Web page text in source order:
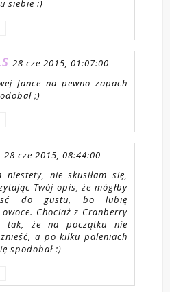
siebie :)
28 cze 2015, 01:07:00
fance na pewno zapach
;)
28 cze 2015, 08:44:00
niestety, nie skusiłam się,
Twój opis, że mógłby
do gustu, bo lubię
Chociaż z Cranberry
tak, że na początku nie
a po kilku paleniach
spodobał :)